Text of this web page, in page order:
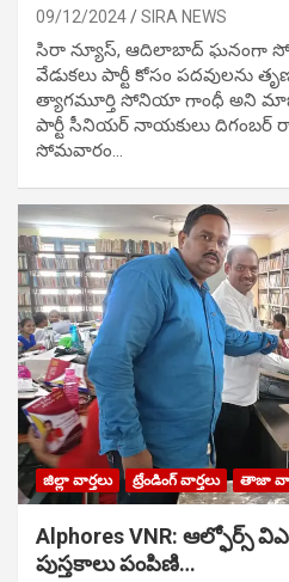
09/12/2024 SIRA NEWS
సిరా న్యూస్, ఆదిలాబాద్ ఘ‌నంగా
వేడుక‌లు పార్టీ కోసం ప‌ద‌వుల‌ను
త్యాగమూర్తి సోనియా గాంధీ అని మాజీ
పార్టీ సీనియ‌ర్ నాయ‌కులు దిగంబ‌ర్
సోమవారం…
జిల్లా వార్తలు ట్రేండింగ్ వార్తలు తాజా
Alphores VNR: ఆల్ఫోర్స్
పుస్తకాలు పంపిణి…